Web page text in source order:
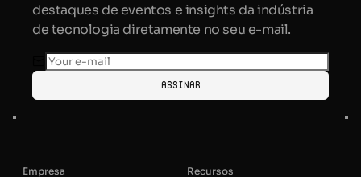
destaques de eventos e insights da indústria
de tecnologia diretamente no seu e-mail.
Assinar
Empresa
Recursos